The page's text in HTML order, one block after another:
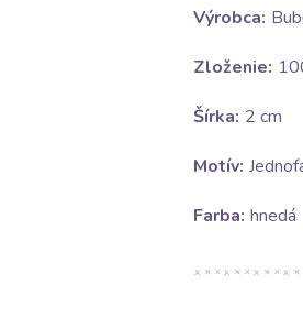
Výrobca:
Zloženie:
Šírka: 2 cm
Motív:
Farba: hnedá